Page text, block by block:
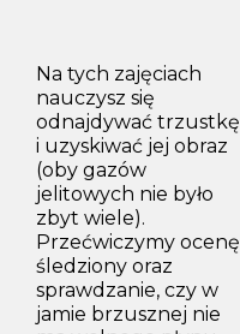
Na tych zajęciach
nauczysz się
odnajdywać trzustkę
i uzyskiwać jej obraz
(oby gazów
jelitowych nie było
zbyt wiele).
Przećwiczymy ocenę
śledziony oraz
sprawdzanie, czy w
jamie brzusznej nie